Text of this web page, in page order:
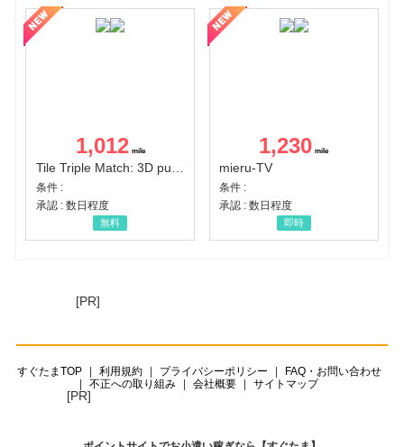
1,012
条件 :
承認 : 数日程度
無料
1,230
mieru-TV
条件 :
承認 : 数日程度
即時
[PR]
すぐたまTOP 利用規約 プライバシーポリシー
FAQ・お問い合わせ
不正への取り組み
会社概要 サイトマップ
[PR]